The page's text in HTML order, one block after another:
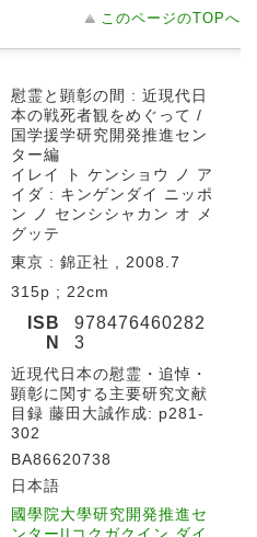
このページのTOPへ
慰霊と顕彰の間 : 近現代日
本の戦死者観をめぐって /
国学援学研究開発推進セン
ター編
イレイ ト ケンショウ ノ ア
イダ : キンゲンダイ ニッポ
ン ノ センシシャカン オ メ
グッテ
東京 : 錦正社 , 2008.7
315p ; 22cm
ISB
N
978476460282
3
近現代日本の慰霊・追悼・
顕彰に関する主要研究文献
目録 藤田大誠作成: p281-
302
BA86620738
日本語
國學院大學研究開発推進セ